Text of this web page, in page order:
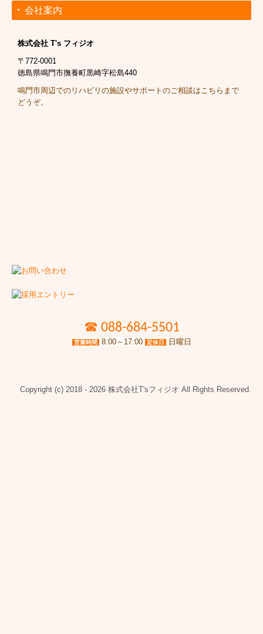
会社案内
株式会社 T's フィジオ
〒772-0001
徳島県鳴門市撫養町黒崎字松島440
鳴門市周辺でのリハビリの施設やサポートのご相談はこちらまで
どうぞ。
☎ 088-684-5501
営業時間 8:00～17:00 定休日 日曜日
Copyright (c) 2018 - 2026 株式会社T'sフィジオ All Rights Reserved.